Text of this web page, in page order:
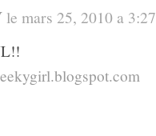
le mars 25, 2010 a